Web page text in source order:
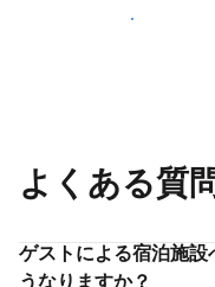
ホストとして登録する
よくある質
ゲストによる宿泊施
うなりますか？